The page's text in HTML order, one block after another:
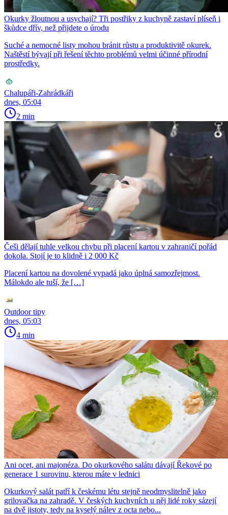
Okurky žloutnou a usychají? Tři postřiky z kuchyně zastaví plíseň i
škůdce dřív, než přijdete o úrodu
Suché a nemocné listy mohou bránit růstu a produktivitě okurek.
Naštěstí bývají při řešení těchto problémů velmi účinné přírodní
prostředky.
Chalupáři-Zahrádkáři
dnes, 05:04
2 min
Češi dělají tuhle velkou chybu při placení kartou v zahraničí pořád
dokola. Stojí je to klidně i 2 000 Kč
Placení kartou na dovolené vypadá jako úplná samozřejmost.
Málokdo ale tuší, že […]
Outdoor tipy
dnes, 05:03
4 min
Ani ocet, ani majonéza. Do okurkového salátu dávají Řekové po
generace 1 surovinu, kterou máte v lednici
Okurkový salát patří k českému létu stejně neodmyslitelně jako
grilovačka na zahradě. V českých kuchyních u něj lidé roky sázejí
na dvě jistoty, tedy na kyselý nálev z octa nebo...